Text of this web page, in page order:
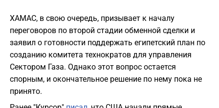
ХАМАС, в свою очередь, призывает к началу
переговоров по второй стадии обменной сделки и
заявил о готовности поддержать египетский план по
созданию комитета технократов для управления
Сектором Газа. Однако этот вопрос остается
спорным, и окончательное решение по нему пока не
принято.